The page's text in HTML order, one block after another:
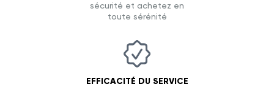
sécurité et achetez en
toute sérénité
EFFICACITÉ DU SERVICE